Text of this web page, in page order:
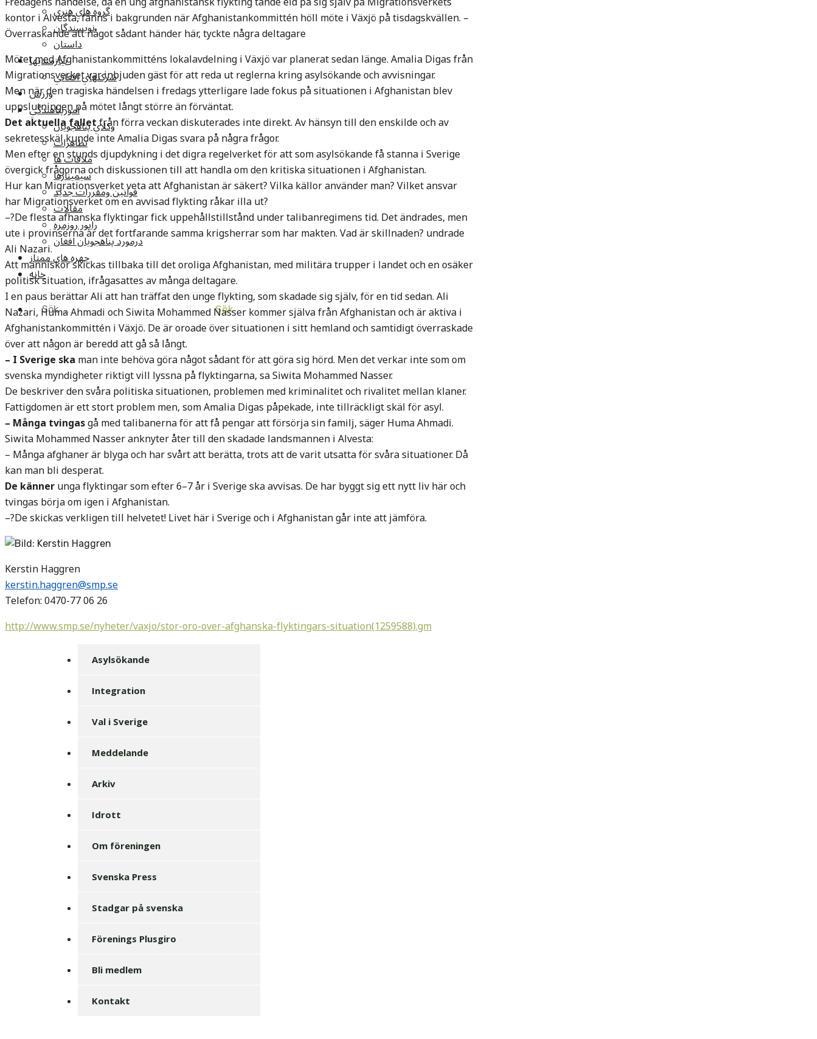
گروه هاي هنري
نويسندگان
داستان
نيازمنديها
شرکتهاي افغاني
ورزش
امورپناهندگي
وکلاي پناهجويان
تظاهرات
ملاقات ها
سيمينارها
قوانين ومقررات جديد
مقالات
راپور روزمره
درمورد پناهجويان افغان
چهره های ممتاز
خانه
Sök
efter:
kontor i Alvesta, fanns i bakgrunden när Afghanistankommittén höll möte i Växjö på tisdagskvällen. –
Överraskande att något sådant händer här, tyckte några deltagare
Mötet med Afghanistankommitténs lokalavdelning i Växjö var planerat sedan länge. Amalia Digas från
Migrationsverket var inbjuden gäst för att reda ut reglerna kring asylsökande och avvisningar.
Men när den tragiska händelsen i fredags ytterligare lade fokus på situationen i Afghanistan blev
uppslutningen på mötet långt större än förväntat.
Det aktuella falletfrån förra veckan diskuterades inte direkt. Av hänsyn till den enskilde och av
sekretesskäl kunde inte Amalia Digas svara på några frågor.
Men efter en stunds djupdykning i det digra regelverket för att som asylsökande få stanna i Sverige
övergick frågorna och diskussionen till att handla om den kritiska situationen i Afghanistan.
Hur kan Migrationsverket veta att Afghanistan är säkert? Vilka källor använder man? Vilket ansvar
har Migrationsverket om en avvisad flykting råkar illa ut?
–?De flesta afhanska flyktingar fick uppehållstillstånd under talibanregimens tid. Det ändrades, men
ute i provinserna är det fortfarande samma krigsherrar som har makten. Vad är skillnaden? undrade
Ali Nazari.
Att människor skickas tillbaka till det oroliga Afghanistan, med militära trupper i landet och en osäker
politisk situation, ifrågasattes av många deltagare.
I en paus berättar Ali att han träffat den unge flykting, som skadade sig själv, för en tid sedan. Ali
Nazari, Huma Ahmadi och Siwita Mohammed Nasser kommer själva från Afghanistan och är aktiva i
Afghanistankommittén i Växjö. De är oroade över situationen i sitt hemland och samtidigt överraskade
över att någon är beredd att gå så långt.
– I Sverige skaman inte behöva göra något sådant för att göra sig hörd. Men det verkar inte som om
svenska myndigheter riktigt vill lyssna på flyktingarna, sa Siwita Mohammed Nasser.
De beskriver den svåra politiska situationen, problemen med kriminalitet och rivalitet mellan klaner.
Fattigdomen är ett stort problem men, som Amalia Digas påpekade, inte tillräckligt skäl för asyl.
– Många tvingasgå med talibanerna för att få pengar att försörja sin familj, säger Huma Ahmadi.
Siwita Mohammed Nasser anknyter åter till den skadade landsmannen i Alvesta:
– Många afghaner är blyga och har svårt att berätta, trots att de varit utsatta för svåra situationer. Då
kan man bli desperat.
De kännerunga flyktingar som efter 6–7 år i Sverige ska avvisas. De har byggt sig ett nytt liv här och
tvingas börja om igen i Afghanistan.
–?De skickas verkligen till helvetet! Livet här i Sverige och i Afghanistan går inte att jämföra.
Kerstin Haggren
kerstin.haggren@smp.se
Telefon: 0470-77 06 26
http://www.smp.se/nyheter/vaxjo/stor-oro-over-afghanska-flyktingars-situation(1259588).gm
Asylsökande
Integration
Val i Sverige
Meddelande
Arkiv
Idrott
Om föreningen
Svenska Press
Stadgar på svenska
Förenings Plusgiro
Bli medlem
Kontakt